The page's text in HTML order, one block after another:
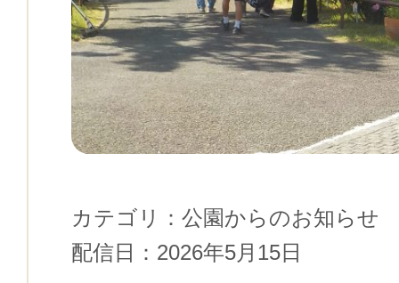
カテゴリ： 公園からのお知らせ
配信日： 2026年5月15日